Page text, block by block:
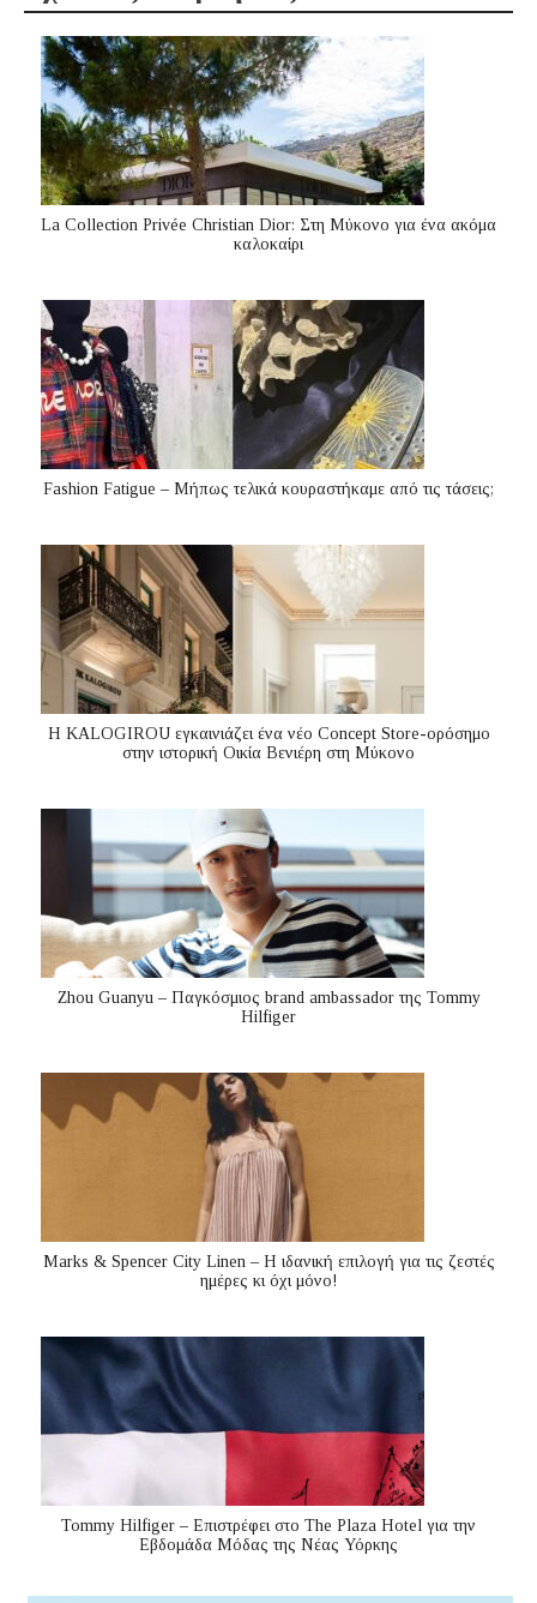
La Collection Privée Christian Dior: Στη Μύκονο για ένα ακόμα
καλοκαίρι
Fashion Fatigue – Μήπως τελικά κουραστήκαμε από τις τάσεις;
Η KALOGIROU εγκαινιάζει ένα νέο Concept Store-ορόσημο
στην ιστορική Οικία Βενιέρη στη Μύκονο
Zhou Guanyu – Παγκόσμιος brand ambassador της Tommy
Hilfiger
Marks & Spencer City Linen – Η ιδανική επιλογή για τις ζεστές
ημέρες κι όχι μόνο!
Tommy Hilfiger – Επιστρέφει στο The Plaza Hotel για την
Εβδομάδα Μόδας της Νέας Υόρκης